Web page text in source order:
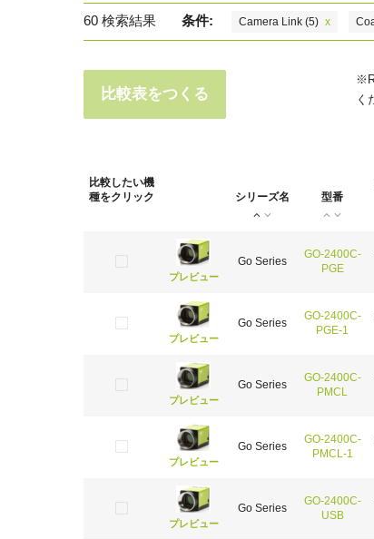
60 検索結果 条件: Camera Link (5) x
比較表をつくる
く
比較したい機
種をクリック
シリーズ名 型番
プレビュー
Go Series
GO-2400C-
PGE
プレビュー
Go Series
GO-2400C-
PGE-1
プレビュー
Go Series
GO-2400C-
PMCL
プレビュー
Go Series
GO-2400C-
PMCL-1
プレビュー
Go Series
GO-2400C-
USB